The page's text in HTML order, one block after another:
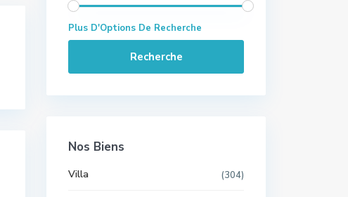
Plus D'Options De Recherche
Recherche
Nos Biens
Villa (304)